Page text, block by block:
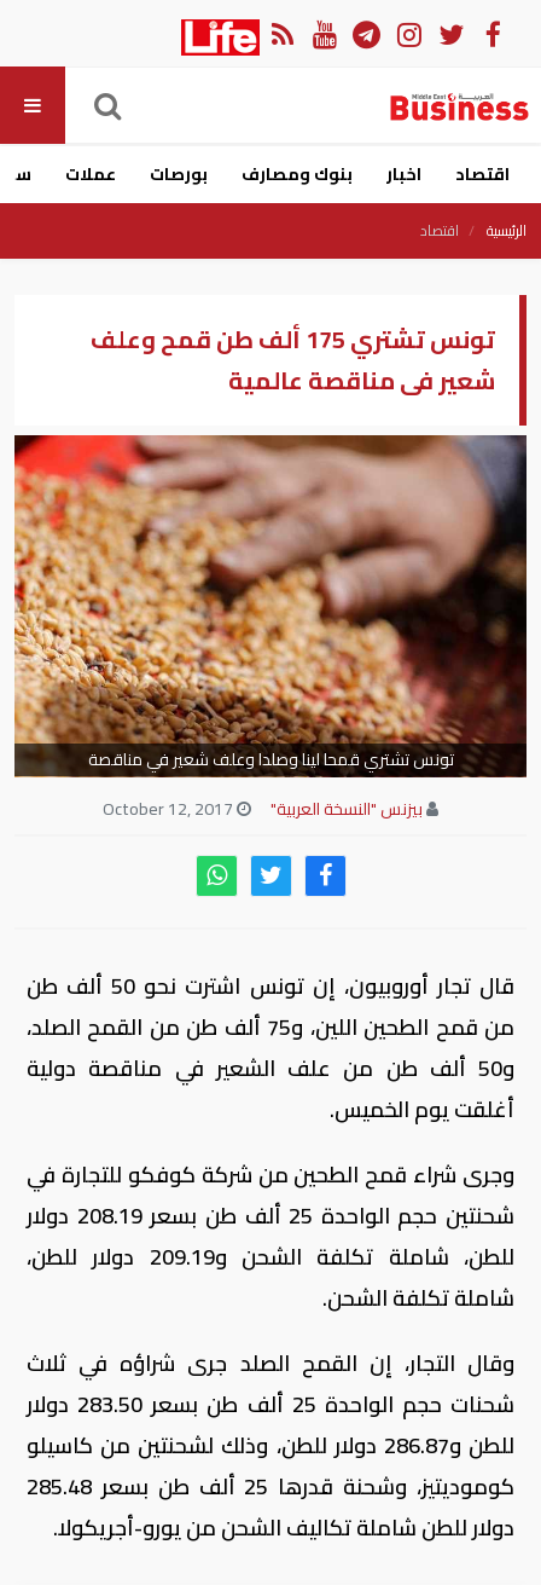
اقتصاد اخبار بنوك ومصارف بورصات عملات
الرئيسية اقتصاد
تونس تشتري 175 ألف طن قمح وعلف
شعير فى مناقصة عالمية
تونس تشتري قمحا لينا وصلدا وعلف شعير في مناقصة
بيزنس "النسخة العربية"
قال تجار أوروبيون، إن تونس اشترت نحو 50 ألف طن
من قمح الطحين اللين، و75 ألف طن من القمح الصلد،
و50 ألف طن من علف الشعير في مناقصة دولية
أغلقت يوم الخميس.
وجرى شراء قمح الطحين من شركة كوفكو للتجارة في
شحنتين حجم الواحدة 25 ألف طن بسعر 208.19 دولار
للطن، شاملة تكلفة الشحن و209.19 دولار للطن،
شاملة تكلفة الشحن.
وقال التجار، إن القمح الصلد جرى شراؤه في ثلاث
شحنات حجم الواحدة 25 ألف طن بسعر 283.50 دولار
للطن و286.87 دولار للطن، وذلك لشحنتين من كاسيلو
كوموديتيز، وشحنة قدرها 25 ألف طن بسعر 285.48
دولار للطن شاملة تكاليف الشحن من يورو-أجريكولا.